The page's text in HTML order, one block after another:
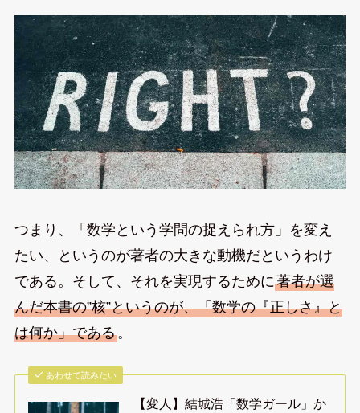
つまり、「数学という学問の捉えられ方」を変え
たい、というのが著者の大きな動機だというわけ
である。そして、それを実現するために著者が選
んだ本書の”核”というのが、「数学の『正しさ』と
は何か」である。
あわせて読みたい
【変人】結城浩「数学ガール」か